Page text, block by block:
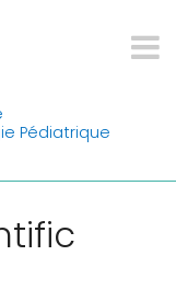
Pédiatrique